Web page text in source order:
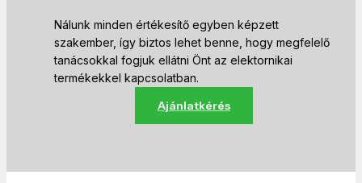
Nálunk minden értékesítő egyben képzett
szakember, így biztos lehet benne, hogy megfelelő
tanácsokkal fogjuk ellátni Önt az elektornikai
termékekkel kapcsolatban.
Ajánlatkérés